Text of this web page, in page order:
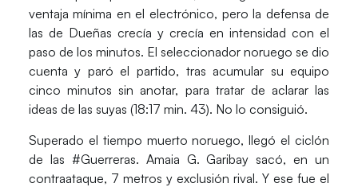
ventaja mínima en el electrónico, pero la defensa de
las de Dueñas crecía y crecía en intensidad con el
paso de los minutos. El seleccionador noruego se dio
cuenta y paró el partido, tras acumular su equipo
cinco minutos sin anotar, para tratar de aclarar las
ideas de las suyas (18:17 min. 43). No lo consiguió.
Superado el tiempo muerto noruego, llegó el ciclón
de las #Guerreras. Amaia G. Garibay sacó, en un
contraataque, 7 metros y exclusión rival. Y ese fue el